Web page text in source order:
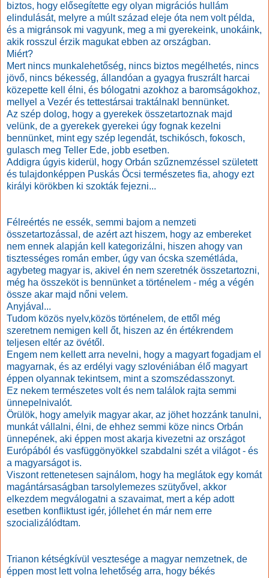
biztos, hogy elősegítette egy olyan migrációs hullám
elindulását, melyre a múlt század eleje óta nem volt példa,
és a migránsok mi vagyunk, meg a mi gyerekeink, unokáink,
akik rosszul érzik magukat ebben az országban.
Miért?
Mert nincs munkalehetőség, nincs biztos megélhetés, nincs
jövő, nincs békesség, állandóan a gyagya fruszrált harcai
közepette kell élni, és bólogatni azokhoz a baromságokhoz,
mellyel a Vezér és tettestársai traktálnakl bennünket.
Az szép dolog, hogy a gyerekek összetartoznak majd
velünk, de a gyerekek gyerekei úgy fognak kezelni
bennünket, mint egy szép legendát, tschikósch, fokosch,
gulasch meg Teller Ede, jobb esetben.
Addigra úgyis kiderül, hogy Orbán szűznemzéssel született
és tulajdonképpen Puskás Öcsi természetes fia, ahogy ezt
királyi körökben ki szokták fejezni...
Félreértés ne essék, semmi bajom a nemzeti
összetartozással, de azért azt hiszem, hogy az embereket
nem ennek alapján kell kategorizálni, hiszen ahogy van
tisztességes román ember, úgy van ócska szemétláda,
agybeteg magyar is, akivel én nem szeretnék összetartozni,
még ha összeköt is bennünket a történelem - még a végén
össze akar majd nőni velem.
Anyjával...
Tudom közös nyelv,közös történelem, de ettől még
szeretnem nemigen kell őt, hiszen az én értékrendem
teljesen eltér az övétől.
Engem nem kellett arra nevelni, hogy a magyart fogadjam el
magyarnak, és az erdélyi vagy szlovéniában élő magyart
éppen olyannak tekintsem, mint a szomszédasszonyt.
Ez nekem természetes volt és nem találok rajta semmi
ünnepelnivalót.
Örülök, hogy amelyik magyar akar, az jöhet hozzánk tanulni,
munkát vállalni, élni, de ehhez semmi köze nincs Orbán
ünnepének, aki éppen most akarja kivezetni az országot
Európából és vasfüggönyökkel szabdalni szét a világot - és
a magyarságot is.
Viszont rettenetesen sajnálom, hogy ha meglátok egy komát
magántársaságban tarsolylemezes szütyővel, akkor
elkezdem megválogatni a szavaimat, mert a kép adott
esetben konfliktust igér, jóllehet én már nem erre
szocializálódtam.
Trianon kétségkívül vesztesége a magyar nemzetnek, de
éppen most lett volna lehetőség arra, hogy békés